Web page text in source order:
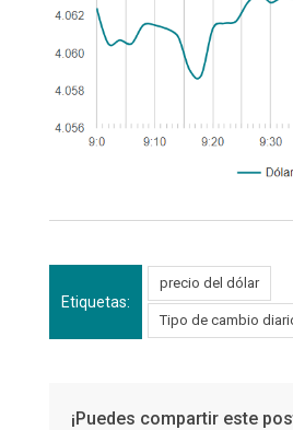
Etiquetas:
precio del dólar
Tipo de cambio
¡Puedes compartir este